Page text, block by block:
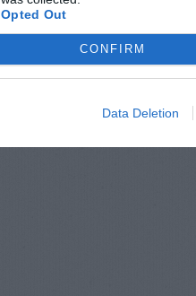
Opted Out
CONFIRM
Data Deletion